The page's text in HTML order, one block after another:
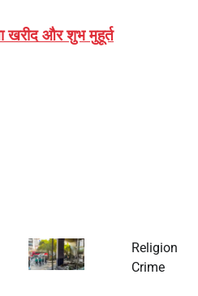
खरीद और शुभ मुहूर्त
Religion
Crime